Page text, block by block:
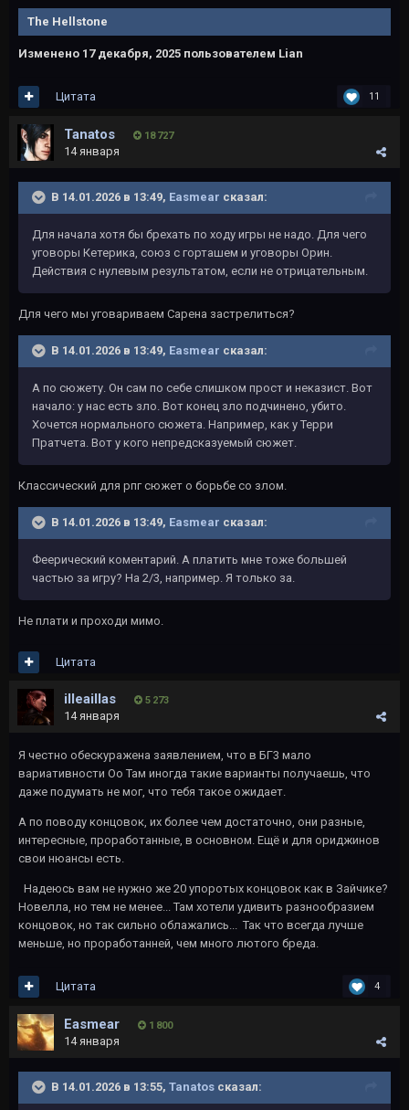
The Hellstone
Изменено 17 декабря, 2025 пользователем Lian
11
Цитата
Tanatos 18 727
14 января
В 14.01.2026 в 13:49, Easmear сказал:
Для начала хотя бы брехать по ходу игры не надо. Для чего
уговоры Кетерика, союз с горташем и уговоры Орин.
Действия с нулевым результатом, если не отрицательным.
Для чего мы уговариваем Сарена застрелиться?
В 14.01.2026 в 13:49, Easmear сказал:
А по сюжету. Он сам по себе слишком прост и неказист. Вот
начало: у нас есть зло. Вот конец зло подчинено, убито.
Хочется нормального сюжета. Например, как у Терри
Пратчета. Вот у кого непредсказуемый сюжет.
Классический для рпг сюжет о борьбе со злом.
В 14.01.2026 в 13:49, Easmear сказал:
Феерический коментарий. А платить мне тоже большей
частью за игру? На 2/3, например. Я только за.
Не плати и проходи мимо.
Цитата
illeaillas 5 273
14 января
Я честно обескуражена заявлением, что в БГ3 мало
вариативности Оо Там иногда такие варианты получаешь, что
даже подумать не мог, что тебя такое ожидает.
А по поводу концовок, их более чем достаточно, они разные,
интересные, проработанные, в основном. Ещё и для ориджинов
свои нюансы есть.
Надеюсь вам не нужно же 20 упоротых концовок как в Зайчике?
Новелла, но тем не менее... Там хотели удивить разнообразием
концовок, но так сильно облажались... Так что всегда лучше
меньше, но проработанней, чем много лютого бреда.
4
Цитата
Easmear 1 800
14 января
В 14.01.2026 в 13:55, Tanatos сказал: